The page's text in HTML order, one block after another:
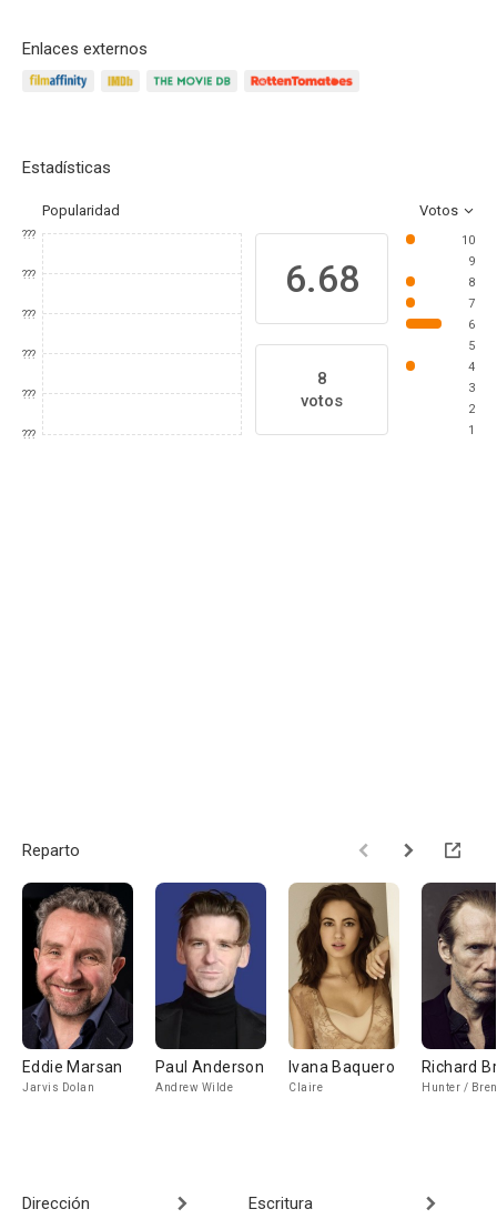
Enlaces externos
Estadísticas
Popularidad Votos
???
???
???
???
???
???
6.68
8
votos
10
9
8
7
6
5
4
3
2
1
Reparto
Eddie Marsan
Jarvis Dolan
Paul Anderson
Andrew Wilde
Ivana Baquero
Claire
Richard
Hunter /
Dirección Escritura